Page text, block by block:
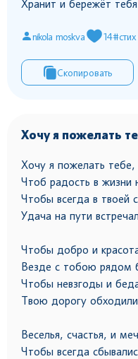
Хранит и бережёт
nikola moskva 14#стих
Скопировать
Хочу я пожелать
Хочу я пожелать тебе,
Чтоб радость в жизни
Чтобы всегда в твоей
Удача на пути
Чтобы добро и
Везде с тобою рядом
Чтобы невзгоды и
Твою дорогу
Веселья, счастья, и
Чтобы всегда